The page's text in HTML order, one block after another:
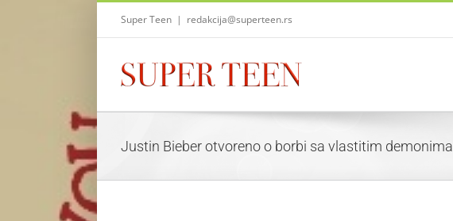
Super Teen | redakcija@superteen.rs
Justin Bieber otvoreno o borbi sa vlastitim demonima